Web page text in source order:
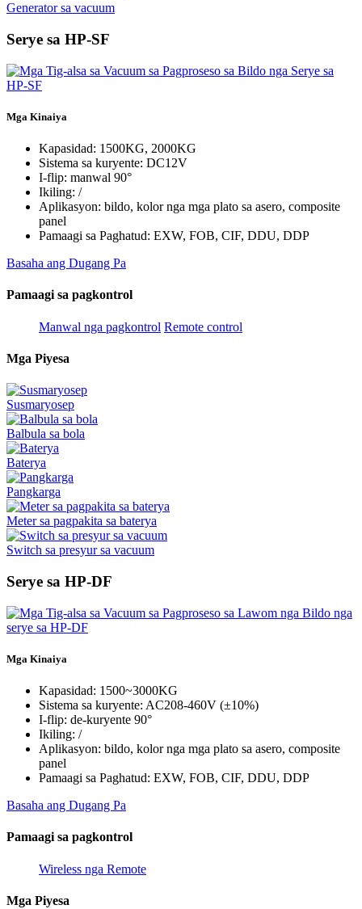
Generator sa vacuum
Serye sa HP-SF
Mga Kinaiya
Kapasidad: 1500KG, 2000KG
Sistema sa kuryente: DC12V
I-flip: manwal 90°
Ikiling: /
Aplikasyon: bildo, kolor nga mga plato sa asero, composite
panel
Pamaagi sa Paghatud: EXW, FOB, CIF, DDU, DDP
Basaha ang Dugang Pa
Pamaagi sa pagkontrol
Manwal nga pagkontrol Remote control
Mga Piyesa
Susmaryosep
Balbula sa bola
Baterya
Pangkarga
Meter sa pagpakita sa baterya
Switch sa presyur sa vacuum
Serye sa HP-DF
Mga Kinaiya
Kapasidad: 1500~3000KG
Sistema sa kuryente: AC208-460V (±10%)
I-flip: de-kuryente 90°
Ikiling: /
Aplikasyon: bildo, kolor nga mga plato sa asero, composite
panel
Pamaagi sa Paghatud: EXW, FOB, CIF, DDU, DDP
Basaha ang Dugang Pa
Pamaagi sa pagkontrol
Wireless nga Remote
Mga Piyesa